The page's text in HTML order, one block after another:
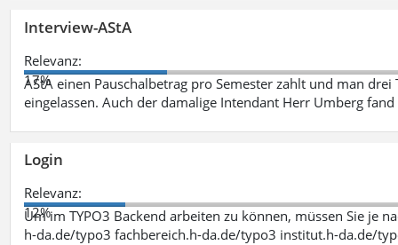
Interview-AStA
Relevanz:
17%
AStA einen Pauschalbetrag pro Semester zahlt und man
eingelassen. Auch der damalige Intendant Herr Umberg fand
Login
Relevanz:
12%
Um im TYPO3 Backend arbeiten zu können, müssen Sie je
h-da.de/typo3 fachbereich.h-da.de/typo3 institut.h-da.de/